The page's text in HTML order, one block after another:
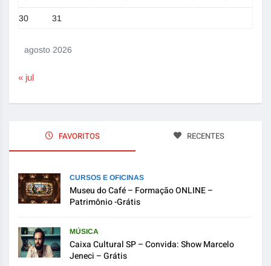
agosto 2026
30 31
« jul
FAVORITOS RECENTES
CURSOS E OFICINAS
Museu do Café – Formação ONLINE –
Patrimônio -Grátis
MÚSICA
Caixa Cultural SP – Convida: Show Marcelo
Jeneci – Grátis